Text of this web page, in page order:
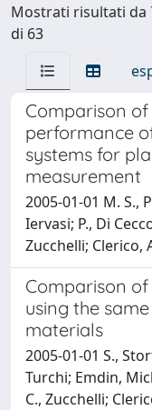
Mostrati risultati da
di 63
Comparison
performance
systems for
measurement
2005-01-01 M. S.,
Iervasi; P., Di
Zucchelli; Clerico,
Comparison
using the
materials
2005-01-01 S.,
Turchi; Emdin,
C., Zucchelli;